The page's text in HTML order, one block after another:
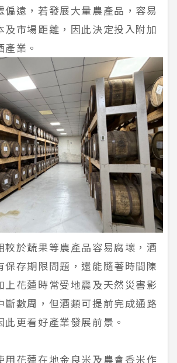
偏遠，若發展大量農產品，容易
及市場距離，因此決定投入附加
業。
較於蔬果等農產品容易腐壞，酒
保存期限問題，還能隨著時間陳
上花蓮時常受地震及天然災害影
斷數周，但酒類可提前完成通路
更看好產業發展前景。
用花蓮在地金良米及農會香米作